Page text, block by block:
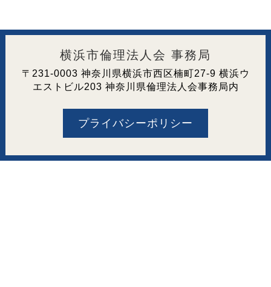
横浜市倫理法人会 事務局
〒231-0003 神奈川県横浜市西区楠町27-9 横浜ウ
エストビル203 神奈川県倫理法人会事務局内
プライバシーポリシー